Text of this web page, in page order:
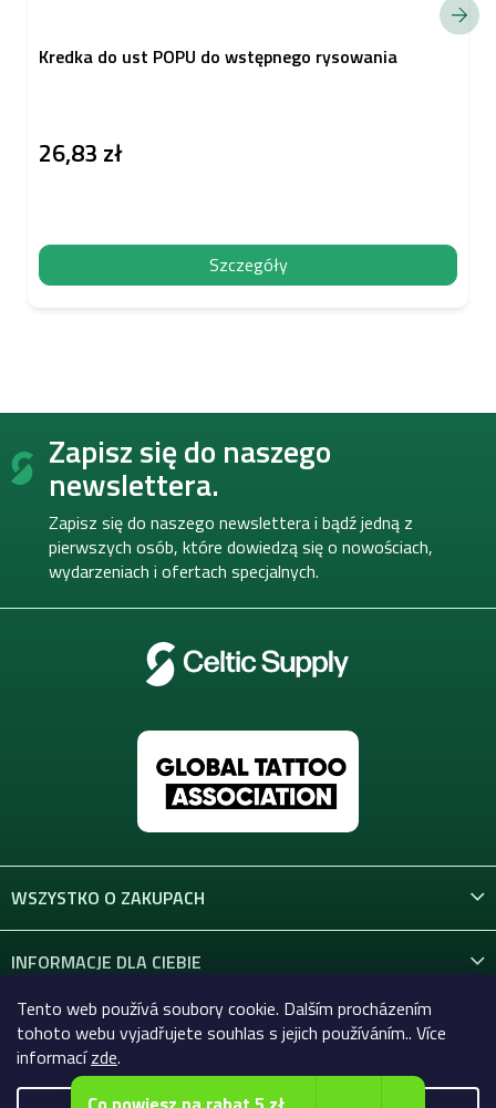
Tento web používá soubory cookie. Dalším procházením
tohoto webu vyjadřujete souhlas s jejich používáním.. Více
informacízde.
Kredka do ust POPU do wstępnego rysowania
26,83 zł
Szczegóły
S
Zapisz się do naszego
newslettera.
Zapisz się do naszego newslettera i bądź jedną z
pierwszych osób, które dowiedzą się o nowościach,
wydarzeniach i ofertach specjalnych.
WSZYSTKO O ZAKUPACH
INFORMACJE DLA CIEBIE
KONTAKT